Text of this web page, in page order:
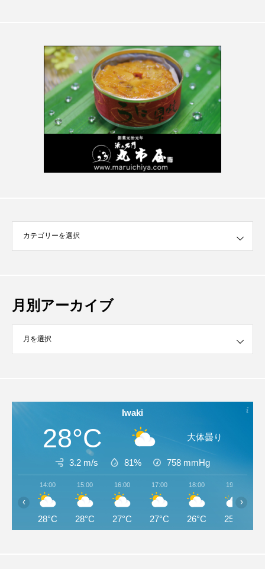
月別アーカイブ
ブ
Iwaki
28°C 大体曇り
3.2 m/s 81% 758 mmHg
14:00
28°C
15:00
28°C
16:00
27°C
17:00
27°C
18:00
26°C
19:00
25°C
‹ ›